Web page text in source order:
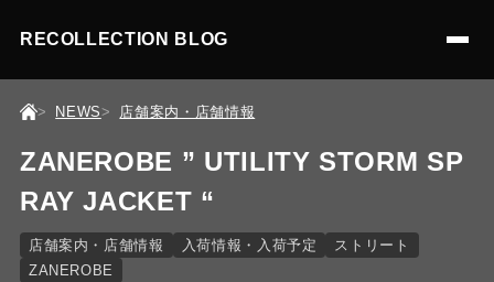
RECOLLECTION BLOG
NEWS 店舗案内・店舗情報
ZANEROBE ” UTILITY STORM SP
RAY JACKET “
店舗案内・店舗情報 入荷情報・入荷予定
ストリート
ZANEROBE